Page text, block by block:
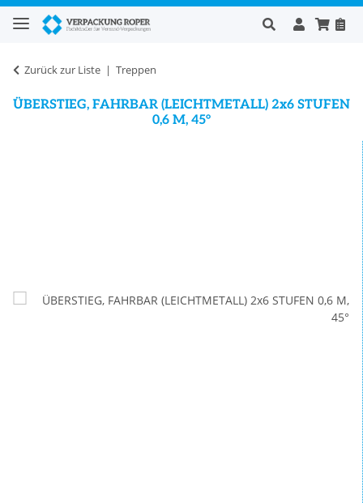
Zurück zur Liste Treppen
ÜBERSTIEG, FAHRBAR (LEICHTMETALL) 2x6 STUFEN
0,6 M, 45°